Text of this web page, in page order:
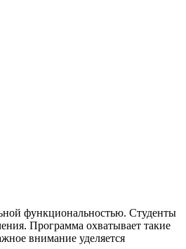
функциональностью. Студенты
Программа охватывает такие
внимание уделяется